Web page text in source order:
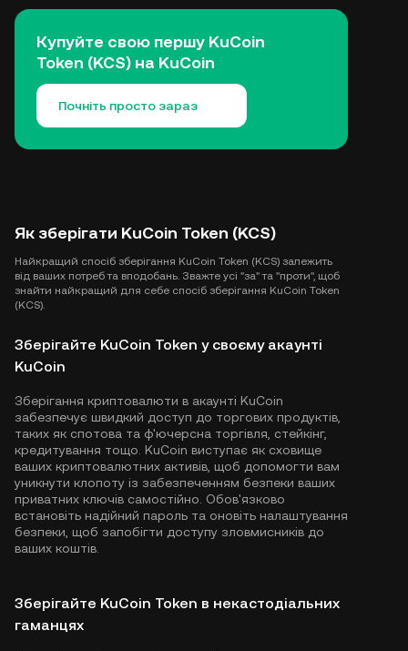
Купуйте свою першу KuCoin
Token (KCS) на KuCoin
Почніть просто зараз
Як зберігати KuCoin Token (KCS)
Найкращий спосіб зберігання KuCoin Token (KCS) залежить
від ваших потреб та вподобань. Зважте усі "за" та "проти", щоб
знайти найкращий для себе спосіб зберігання KuCoin Token
(KCS).
Зберігайте KuCoin Token у своєму акаунті
KuCoin
Зберігання криптовалюти в акаунті KuCoin
забезпечує швидкий доступ до торгових продуктів,
таких як спотова та ф'ючерсна торгівля, стейкінг,
кредитування тощо. KuCoin виступає як сховище
ваших криптовалютних активів, щоб допомогти вам
уникнути клопоту із забезпеченням безпеки ваших
приватних ключів самостійно. Обов'язково
встановіть надійний пароль та оновіть налаштування
безпеки, щоб запобігти доступу зловмисників до
ваших коштів.
Зберігайте KuCoin Token в некастодіальних
гаманцях